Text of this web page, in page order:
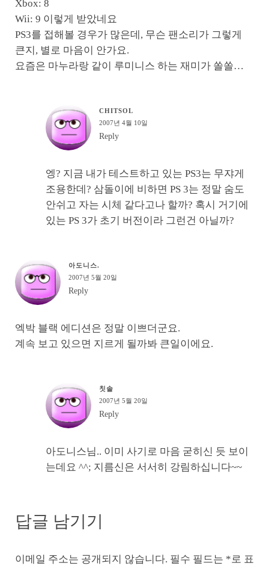
Xbox: 8
Wii: 9 이렇게 받았네요
PS3를 접해볼 경우가 많은데, 무슨 팬소리가 그렇게
큰지, 별로 마음이 안가요.
요즘은 마누라랑 같이 루미니스 하는 재미가 쏠쏠…
CHITSOL
2007년 4월 10일
Reply
엥? 지금 내가 테스트하고 있는 PS3는 무쟈게
조용한데? 삼돌이에 비하면 PS 3는 정말 숨도
안쉬고 자는 시체 같다고나 할까? 혹시 거기에
있는 PS 3가 초기 버전이라 그런건 아닐까?
아도니스.
2007년 5월 20일
Reply
엑박 블랙 에디션은 정말 이쁘더군요.
계속 보고 있으면 지르게 될까봐 큰일이에요.
칫솔
2007년 5월 20일
Reply
아도니스님.. 이미 사기로 마음 굳히신 듯 보이
는데요 ^^; 지름신은 서서히 강림하십니다~~
답글 남기기
이메일 주소는 공개되지 않습니다. 필수 필드는 *로 표